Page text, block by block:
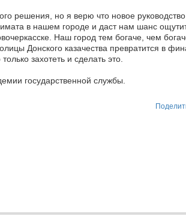
решения, но я верю что новое
в нашем городе и даст нам шанс
Наш город тем богаче, чем
Донского казачества превратится в
захотеть и сделать это.
государственной службы.